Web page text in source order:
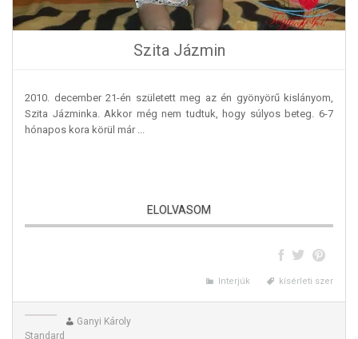
Szita Jázmin
2010. december 21-én született meg az én gyönyörű kislányom,
Szita Jázminka. Akkor még nem tudtuk, hogy súlyos beteg. 6-7
hónapos kora körül már ...
ELOLVASOM
kísérleti szer
Interjúk
Ganyi Károly
Standard